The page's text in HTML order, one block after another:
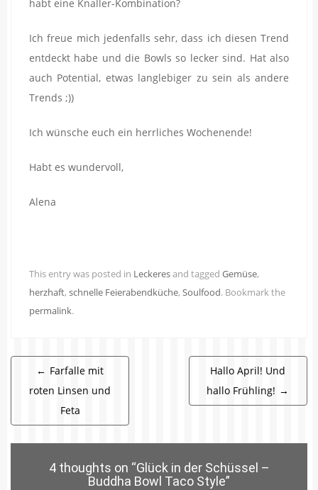
habt eine Knaller-Kombination?
Ich freue mich jedenfalls sehr, dass ich diesen Trend
entdeckt habe und die Bowls so lecker sind. Hat also
auch Potential, etwas langlebiger zu sein als andere
Trends ;))
Ich wünsche euch ein herrliches Wochenende!
Habt es wundervoll,
Alena
This entry was posted in Leckeresand tagged Gemüse,
herzhaft, schnelle Feierabendküche, Soulfood. Bookmark the
permalink.
Beitragsnavigation
← Farfalle mit
roten Linsen und
Feta
Hallo April! Und
hallo Frühling! →
4 thoughts on “Glück in der Schüssel –
Buddha Bowl Taco Style”